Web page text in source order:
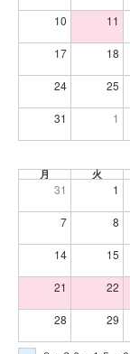
10 11
17 18
24 25
31 1
月 火
31 1
7 8
14 15
21 22
28 29